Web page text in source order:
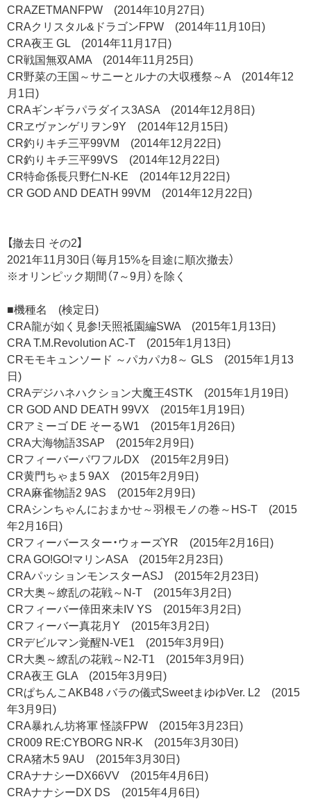
CRAZETMANFPW (2014年10月27日)
CRAクリスタル&ドラゴンFPW (2014年11月10日)
CRA夜王 GL (2014年11月17日)
CR戦国無双AMA (2014年11月25日)
CR野菜の王国～サニーとルナの大収穫祭～A (2014年12
月1日)
CRAギンギラパラダイス3ASA (2014年12月8日)
CRヱヴァンゲリヲン9Y (2014年12月15日)
CR釣りキチ三平99VM (2014年12月22日)
CR釣りキチ三平99VS (2014年12月22日)
CR特命係長只野仁N-KE (2014年12月22日)
CR GOD AND DEATH 99VM (2014年12月22日)
【撤去日 その2】
2021年11月30日（毎月15%を目途に順次撤去）
※オリンピック期間（7～9月）を除く
■機種名 (検定日)
CRA龍が如く見参!天照祗園編SWA (2015年1月13日)
CRA T.M.Revolution AC-T (2015年1月13日)
CRモモキュンソード ～パカパカ8～ GLS (2015年1月13
日)
CRAデジハネハクション大魔王4STK (2015年1月19日)
CR GOD AND DEATH 99VX (2015年1月19日)
CRアミーゴ DE そーるW1 (2015年1月26日)
CRA大海物語3SAP (2015年2月9日)
CRフィーバーパワフルDX (2015年2月9日)
CR黄門ちゃま5 9AX (2015年2月9日)
CRA麻雀物語2 9AS (2015年2月9日)
CRAシンちゃんにおまかせ～羽根モノの巻～HS-T (2015
年2月16日)
CRフィーバースター・ウォーズYR (2015年2月16日)
CRA GO!GO!マリンASA (2015年2月23日)
CRAパッションモンスターASJ (2015年2月23日)
CR大奥～繚乱の花戦～N-T (2015年3月2日)
CRフィーバー倖田來未IV YS (2015年3月2日)
CRフィーバー真花月Y (2015年3月2日)
CRデビルマン覚醒N-VE1 (2015年3月9日)
CR大奥～繚乱の花戦～N2-T1 (2015年3月9日)
CRA夜王 GLA (2015年3月9日)
CRぱちんこAKB48 バラの儀式SweetまゆゆVer. L2 (2015
年3月9日)
CRA暴れん坊将軍 怪談FPW (2015年3月23日)
CR009 RE:CYBORG NR-K (2015年3月30日)
CRA猪木5 9AU (2015年3月30日)
CRAナナシーDX66VV (2015年4月6日)
CRAナナシーDX DS (2015年4月6日)